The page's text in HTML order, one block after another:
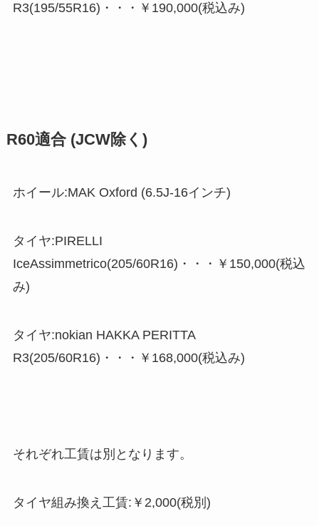
R3(195/55R16)・・・￥190,000(税込み)
R60適合 (JCW除く)
ホイール:MAK Oxford (6.5J-16インチ)
タイヤ:PIRELLI
IceAssimmetrico(205/60R16)・・・￥150,000(税込
み)
タイヤ:nokian HAKKA PERITTA
R3(205/60R16)・・・￥168,000(税込み)
それぞれ工賃は別となります。
タイヤ組み換え工賃:￥2,000(税別)